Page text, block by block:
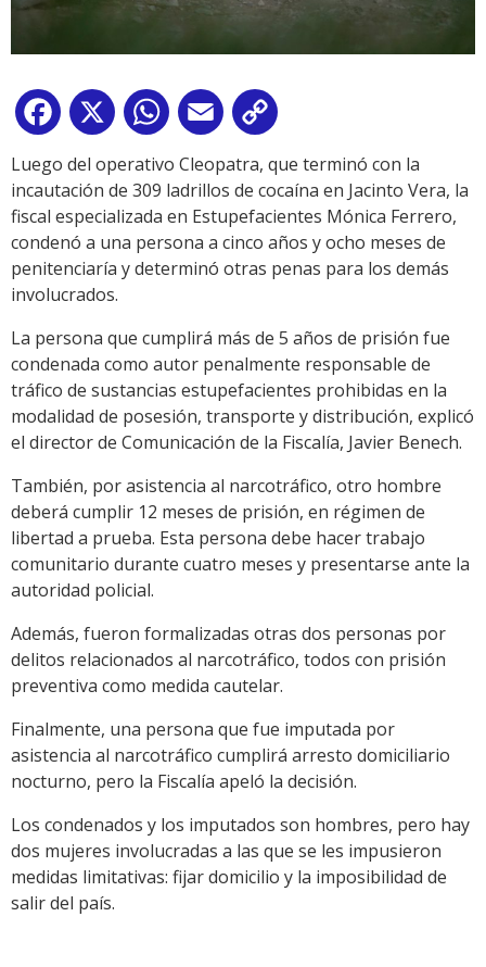
Facebook
X WhatsApp
Email
Link
Luego del operativo Cleopatra, que terminó con la
incautación de 309 ladrillos de cocaína en Jacinto Vera, la
fiscal especializada en Estupefacientes Mónica Ferrero,
condenó a una persona a cinco años y ocho meses de
penitenciaría y determinó otras penas para los demás
involucrados.
La persona que cumplirá más de 5 años de prisión fue
condenada como autor penalmente responsable de
tráfico de sustancias estupefacientes prohibidas en la
modalidad de posesión, transporte y distribución, explicó
el director de Comunicación de la Fiscalía, Javier Benech.
También, por asistencia al narcotráfico, otro hombre
deberá cumplir 12 meses de prisión, en régimen de
libertad a prueba. Esta persona debe hacer trabajo
comunitario durante cuatro meses y presentarse ante la
autoridad policial.
Además, fueron formalizadas otras dos personas por
delitos relacionados al narcotráfico, todos con prisión
preventiva como medida cautelar.
Finalmente, una persona que fue imputada por
asistencia al narcotráfico cumplirá arresto domiciliario
nocturno, pero la Fiscalía apeló la decisión.
Los condenados y los imputados son hombres, pero hay
dos mujeres involucradas a las que se les impusieron
medidas limitativas: fijar domicilio y la imposibilidad de
salir del país.